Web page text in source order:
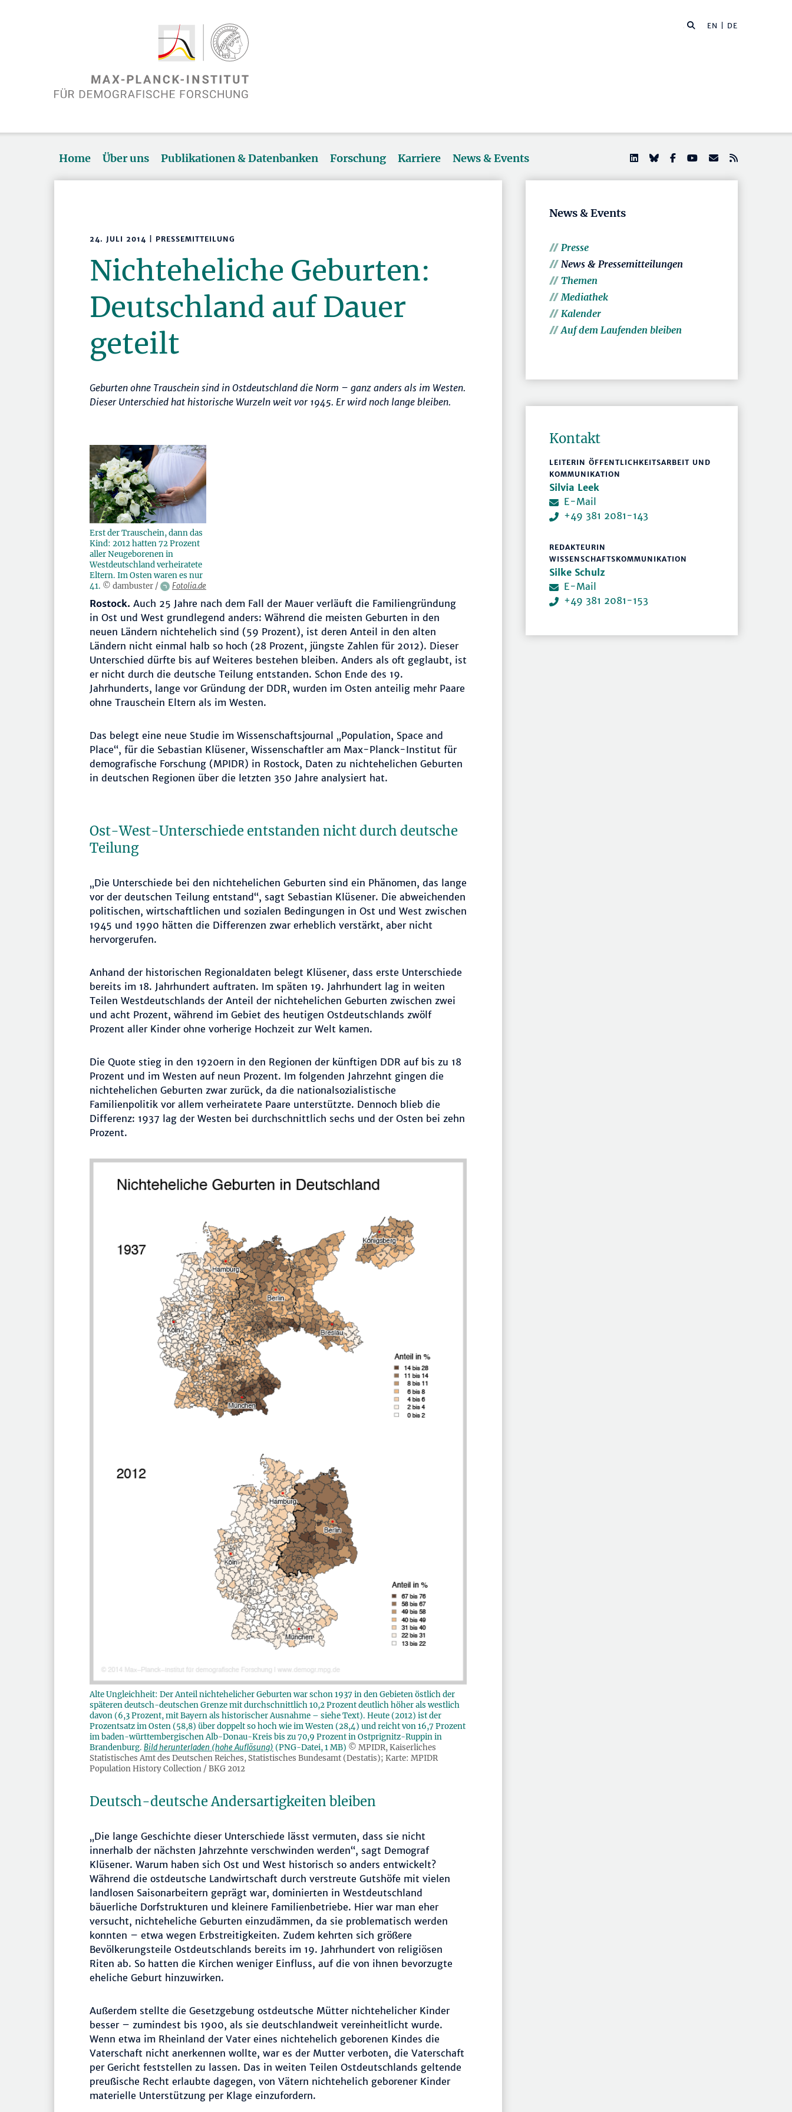
EN | DE
Home Über uns Publikationen & Datenbanken Forschung Karriere News & Events
24. JULI 2014 | PRESSEMITTEILUNG
Nichteheliche Geburten:
Deutschland auf Dauer
geteilt
Geburten ohne Trauschein sind in Ostdeutschland die Norm – ganz anders als im Westen.
Dieser Unterschied hat historische Wurzeln weit vor 1945. Er wird noch lange bleiben.
Erst der Trauschein, dann das
Kind: 2012 hatten 72 Prozent
aller Neugeborenen in
Westdeutschland verheiratete
Eltern. Im Osten waren es nur
41. © dambuster / Fotolia.de
Rostock. Auch 25 Jahre nach dem Fall der Mauer verläuft die Familiengründung
in Ost und West grundlegend anders: Während die meisten Geburten in den
neuen Ländern nichtehelich sind (59 Prozent), ist deren Anteil in den alten
Ländern nicht einmal halb so hoch (28 Prozent, jüngste Zahlen für 2012). Dieser
Unterschied dürfte bis auf Weiteres bestehen bleiben. Anders als oft geglaubt, ist
er nicht durch die deutsche Teilung entstanden. Schon Ende des 19.
Jahrhunderts, lange vor Gründung der DDR, wurden im Osten anteilig mehr Paare
ohne Trauschein Eltern als im Westen.
Das belegt eine neue Studie im Wissenschaftsjournal „Population, Space and
Place“, für die Sebastian Klüsener, Wissenschaftler am Max-Planck-Institut für
demografische Forschung (MPIDR) in Rostock, Daten zu nichtehelichen Geburten
in deutschen Regionen über die letzten 350 Jahre analysiert hat.
Ost-West-Unterschiede entstanden nicht durch deutsche
Teilung
„Die Unterschiede bei den nichtehelichen Geburten sind ein Phänomen, das lange
vor der deutschen Teilung entstand“, sagt Sebastian Klüsener. Die abweichenden
politischen, wirtschaftlichen und sozialen Bedingungen in Ost und West zwischen
1945 und 1990 hätten die Differenzen zwar erheblich verstärkt, aber nicht
hervorgerufen.
Anhand der historischen Regionaldaten belegt Klüsener, dass erste Unterschiede
bereits im 18. Jahrhundert auftraten. Im späten 19. Jahrhundert lag in weiten
Teilen Westdeutschlands der Anteil der nichtehelichen Geburten zwischen zwei
und acht Prozent, während im Gebiet des heutigen Ostdeutschlands zwölf
Prozent aller Kinder ohne vorherige Hochzeit zur Welt kamen.
Die Quote stieg in den 1920ern in den Regionen der künftigen DDR auf bis zu 18
Prozent und im Westen auf neun Prozent. Im folgenden Jahrzehnt gingen die
nichtehelichen Geburten zwar zurück, da die nationalsozialistische
Familienpolitik vor allem verheiratete Paare unterstützte. Dennoch blieb die
Differenz: 1937 lag der Westen bei durchschnittlich sechs und der Osten bei zehn
Prozent.
Alte Ungleichheit: Der Anteil nichtehelicher Geburten war schon 1937 in den Gebieten östlich der
späteren deutsch-deutschen Grenze mit durchschnittlich 10,2 Prozent deutlich höher als westlich
davon (6,3 Prozent, mit Bayern als historischer Ausnahme – siehe Text). Heute (2012) ist der
Prozentsatz im Osten (58,8) über doppelt so hoch wie im Westen (28,4) und reicht von 16,7 Prozent
im baden-württembergischen Alb-Donau-Kreis bis zu 70,9 Prozent in Ostprignitz-Ruppin in
Brandenburg. Bild herunterladen (hohe Auflösung) (PNG-Datei, 1 MB) © MPIDR, Kaiserliches
Statistisches Amt des Deutschen Reiches, Statistisches Bundesamt (Destatis); Karte: MPIDR
Population History Collection / BKG 2012
Deutsch-deutsche Andersartigkeiten bleiben
„Die lange Geschichte dieser Unterschiede lässt vermuten, dass sie nicht
innerhalb der nächsten Jahrzehnte verschwinden werden“, sagt Demograf
Klüsener. Warum haben sich Ost und West historisch so anders entwickelt?
Während die ostdeutsche Landwirtschaft durch verstreute Gutshöfe mit vielen
landlosen Saisonarbeitern geprägt war, dominierten in Westdeutschland
bäuerliche Dorfstrukturen und kleinere Familienbetriebe. Hier war man eher
versucht, nichteheliche Geburten einzudämmen, da sie problematisch werden
konnten – etwa wegen Erbstreitigkeiten. Zudem kehrten sich größere
Bevölkerungsteile Ostdeutschlands bereits im 19. Jahrhundert von religiösen
Riten ab. So hatten die Kirchen weniger Einfluss, auf die von ihnen bevorzugte
eheliche Geburt hinzuwirken.
Außerdem stellte die Gesetzgebung ostdeutsche Mütter nichtehelicher Kinder
besser – zumindest bis 1900, als sie deutschlandweit vereinheitlicht wurde.
Wenn etwa im Rheinland der Vater eines nichtehelich geborenen Kindes die
Vaterschaft nicht anerkennen wollte, war es der Mutter verboten, die Vaterschaft
per Gericht feststellen zu lassen. Das in weiten Teilen Ostdeutschlands geltende
preußische Recht erlaubte dagegen, von Vätern nichtehelich geborener Kinder
materielle Unterstützung per Klage einzufordern.
News & Events
Presse
News & Pressemitteilungen
Themen
Mediathek
Kalender
Auf dem Laufenden bleiben
Kontakt
LEITERIN ÖFFENTLICHKEITSARBEIT UND
KOMMUNIKATION
Silvia Leek
E-Mail
+49 381 2081-143
REDAKTEURIN
WISSENSCHAFTSKOMMUNIKATION
Silke Schulz
E-Mail
+49 381 2081-153